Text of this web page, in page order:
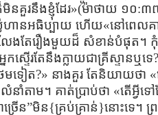
នគួរនឹងខ្ញុំដែរ»(ម៉ាថាយ ១០:
នអធិប្បាយ ហើយ«នៅពេលគាត់ស្
លែងតែរឿងមួយដ៏ សំខាន់បំផុត
ើរតែនឹងក្លាយជាគ្រីស្ទានឬទេ
ែមទៀត?» នាងគួរ តែនិយាយ
ាំតាម។ គាត់ប្រាប់ថា «តើអ្
ច្រើន”មិន{គ្រប់គ្រាន់}នោះទេ